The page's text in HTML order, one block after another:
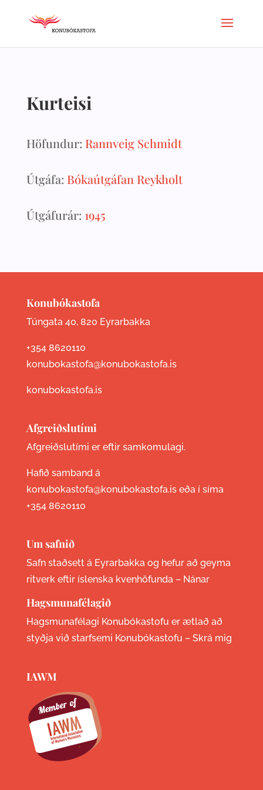
Kurteisi
Höfundur: Rannveig Schmidt
Útgáfa: Bókaútgáfan Reykholt
Útgáfurár: 1945
Konubókastofa
Túngata 40, 820 Eyrarbakka
+354 8620110
konubokastofa@konubokastofa.is
konubokastofa.is
Afgreiðslutími
Afgreiðslutími er eftir samkomulagi.
Hafið samband á
konubokastofa@konubokastofa.is eða í síma
+354 8620110
Um safnið
Safn staðsett á Eyrarbakka og hefur að geyma
ritverk eftir íslenska kvenhöfunda – Nánar
Hagsmunafélagið
Hagsmunafélagi Konubókastofu er ætlað að
styðja við starfsemi Konubókastofu – Skrá mig
IAWM